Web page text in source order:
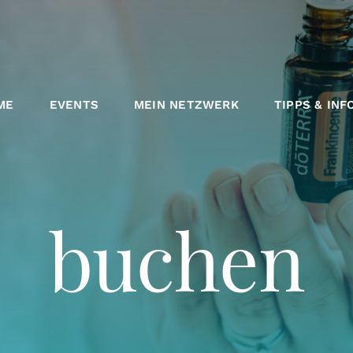
EVENTS MEIN NETZWERK TIPPS &
buchen